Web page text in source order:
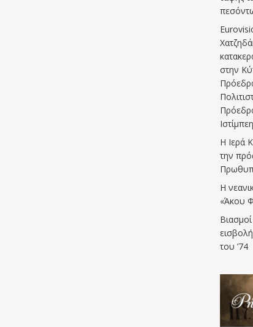
στην
Η Ιερά
την
Η
«Άκου
του ’74